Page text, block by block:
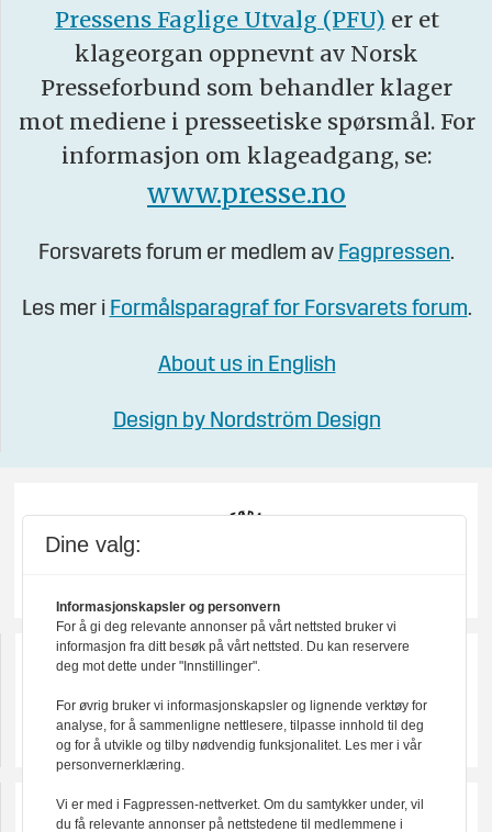
Pressens Faglige Utvalg (PFU) er et
klageorgan oppnevnt av Norsk
Presseforbund som behandler klager
mot mediene i presseetiske spørsmål. For
informasjon om klageadgang, se:
www.presse.no
Forsvarets forum er medlem av Fagpressen.
Les mer i Formålsparagraf for Forsvarets forum.
About us in English
Design by Nordström Design
Dine valg:
Informasjonskapsler og personvern
For å gi deg relevante annonser på vårt nettsted bruker vi
informasjon fra ditt besøk på vårt nettsted. Du kan reservere
deg mot dette under "Innstillinger".
For øvrig bruker vi informasjonskapsler og lignende verktøy for
analyse, for å sammenligne nettlesere, tilpasse innhold til deg
og for å utvikle og tilby nødvendig funksjonalitet. Les mer i vår
personvernerklæring.
Vi er med i Fagpressen-nettverket. Om du samtykker under, vil
du få relevante annonser på nettstedene til medlemmene i